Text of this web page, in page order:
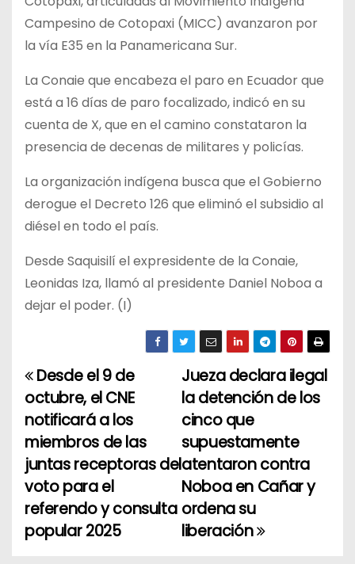
Campesino de Cotopaxi (MICC) avanzaron por
la vía E35 en la Panamericana Sur.
La Conaie que encabeza el paro en Ecuador que
está a 16 días de paro focalizado, indicó en su
cuenta de X, que en el camino constataron la
presencia de decenas de militares y policías.
La organización indígena busca que el Gobierno
derogue el Decreto 126 que eliminó el subsidio al
diésel en todo el país.
Desde Saquisilí el expresidente de la Conaie,
Leonidas Iza, llamó al presidente Daniel Noboa a
dejar el poder. (I)
N
a
v
e
g
a
Jueza declara ilegal
la detención de los
cinco que
supuestamente
atentaron contra
Noboa en Cañar y
ordena su
liberación
Desde el 9 de
octubre, el CNE
notificará a los
miembros de las
juntas receptoras del
voto para el
referendo y consulta
popular 2025